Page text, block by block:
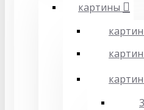
картины